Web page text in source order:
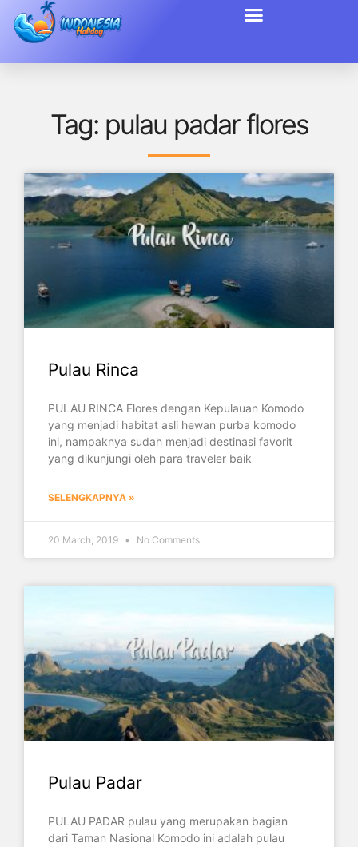
Tag: pulau padar flores
Pulau Rinca
PULAU RINCA Flores dengan Kepulauan Komodo
yang menjadi habitat asli hewan purba komodo
ini, nampaknya sudah menjadi destinasi favorit
yang dikunjungi oleh para traveler baik
SELENGKAPNYA »
20 March, 2019 No Comments
Pulau Padar
PULAU PADAR pulau yang merupakan bagian
dari Taman Nasional Komodo ini adalah pulau